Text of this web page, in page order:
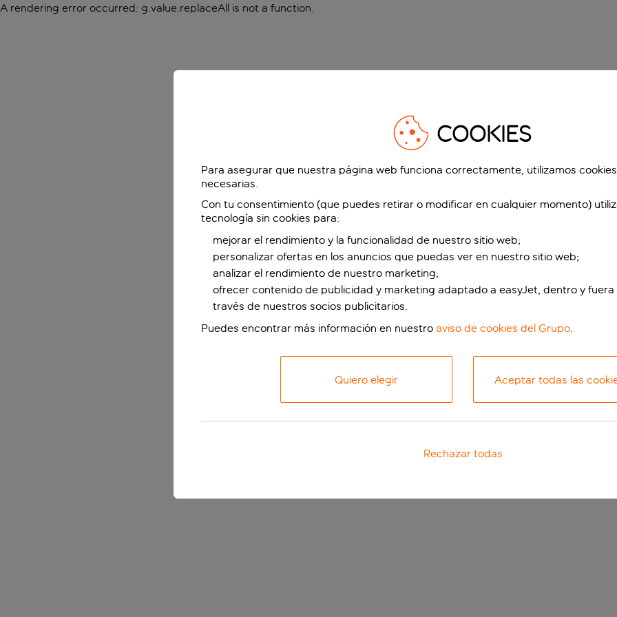
A rendering error occurred: g.value.replaceAll is not a function.
COOKIES
Para asegurar que nuestra página web funciona correctamente, utilizamos
necesarias.
Con tu consentimiento (que puedes retirar o modificar en cualquier momento)
tecnología sin cookies para:
mejorar el rendimiento y la funcionalidad de nuestro sitio web;
personalizar ofertas en los anuncios que puedas ver en nuestro sitio web;
analizar el rendimiento de nuestro marketing;
ofrecer contenido de publicidad y marketing adaptado a easyJet, dentro y
través de nuestros socios publicitarios.
Puedes encontrar más información en nuestro aviso de cookies del Grupo.
Quiero elegir Aceptar todas las
Rechazar todas